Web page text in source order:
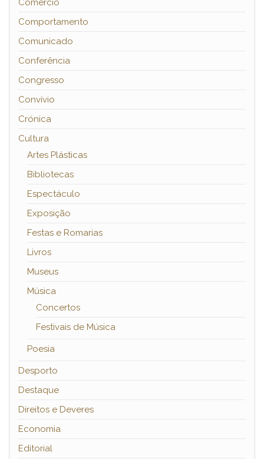
Comércio
Comportamento
Comunicado
Conferência
Congresso
Convívio
Crónica
Cultura
Artes Plásticas
Bibliotecas
Espectáculo
Exposição
Festas e Romarias
Livros
Museus
Música
Concertos
Festivais de Música
Poesia
Desporto
Destaque
Direitos e Deveres
Economia
Editorial